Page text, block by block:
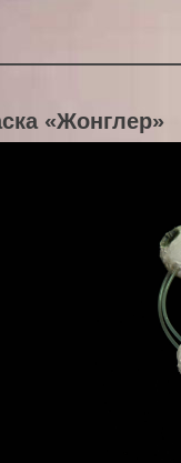
«Жонглер»